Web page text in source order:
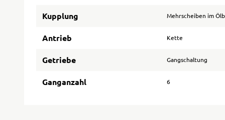
Kupplung Mehrscheiben im
Antrieb Kette
Getriebe Gangschaltung
Ganganzahl 6